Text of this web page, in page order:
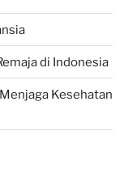
di Indonesia
Kesehatan